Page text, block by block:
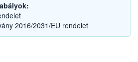
2016/2031/EU rendelet